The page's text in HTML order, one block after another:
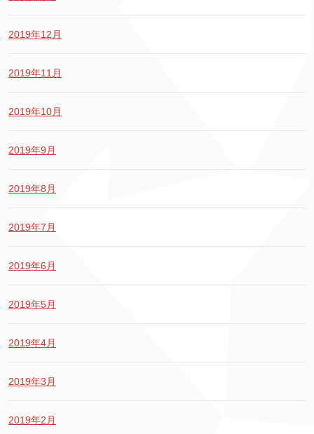
2019年12月
2019年11月
2019年10月
2019年9月
2019年8月
2019年7月
2019年6月
2019年5月
2019年4月
2019年3月
2019年2月